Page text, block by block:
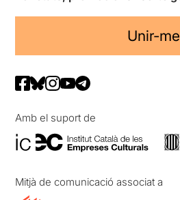
Unir-me
Amb el suport de
Mitjà de comunicació associat a